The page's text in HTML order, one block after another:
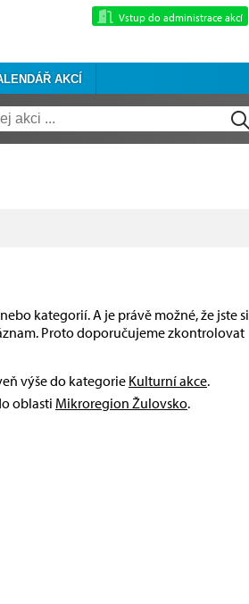
Vstup do administrace akcí
AKCÍ
kategorií. A je právě možné, že jste si
Proto doporučujeme zkontrolovat
výše do kategorie Kulturní akce.
oblasti Mikroregion Žulovsko.